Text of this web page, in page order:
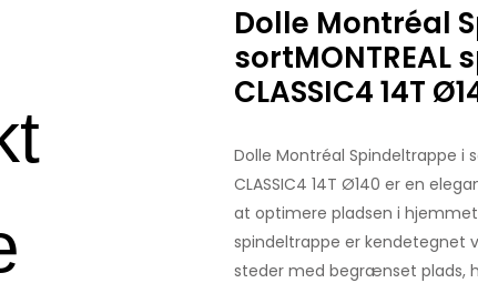
Dolle Montréal
sortMONTREAL
CLASSIC4 14T
Dolle Montréal Spindeltrappe i
CLASSIC4 14T Ø140 er en
at optimere pladsen i
spindeltrappe er kendetegnet
steder med begrænset plads,